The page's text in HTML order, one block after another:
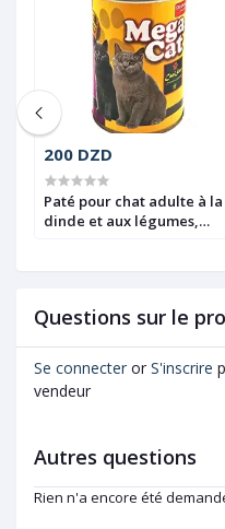
200 DZD
Paté pour chat adulte à la
dinde et aux légumes,
Questions sur le
Se connecter or S'inscrire
vendeur
Autres questions
Rien n'a encore été